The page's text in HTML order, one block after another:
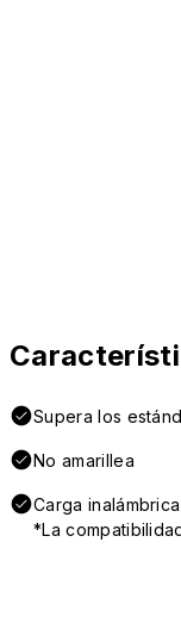
Supera los
No amarillea
Carga inalámbrica
*La